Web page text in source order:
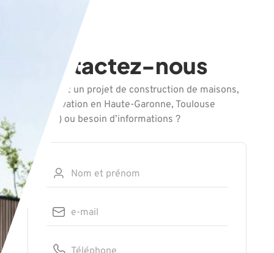
Contactez-nous
Vous avez un projet de construction de maisons,
de rénovation en Haute-Garonne, Toulouse
(31000) ou besoin d’informations ?